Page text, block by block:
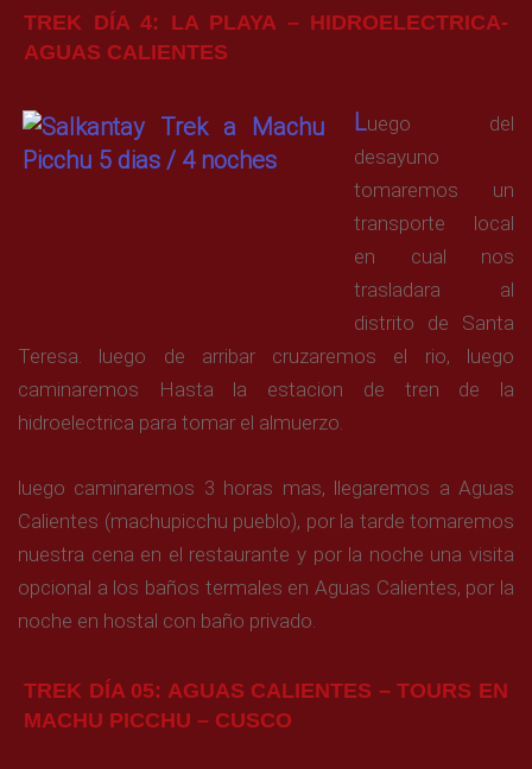
TREK DÍA 4: LA PLAYA – HIDROELECTRICA-
AGUAS CALIENTES
Luego del
desayuno
tomaremos un
transporte local
en cual nos
trasladara al
distrito de Santa
Teresa. luego de arribar cruzaremos el rio, luego
caminaremos Hasta la estacion de tren de la
hidroelectrica para tomar el almuerzo.
luego caminaremos 3 horas mas, llegaremos a Aguas
Calientes (machupicchu pueblo), por la tarde tomaremos
nuestra cena en el restaurante y por la noche una visita
opcional a los baños termales en Aguas Calientes, por la
noche en hostal con baño privado.
TREK DÍA 05: AGUAS CALIENTES – TOURS EN
MACHU PICCHU – CUSCO